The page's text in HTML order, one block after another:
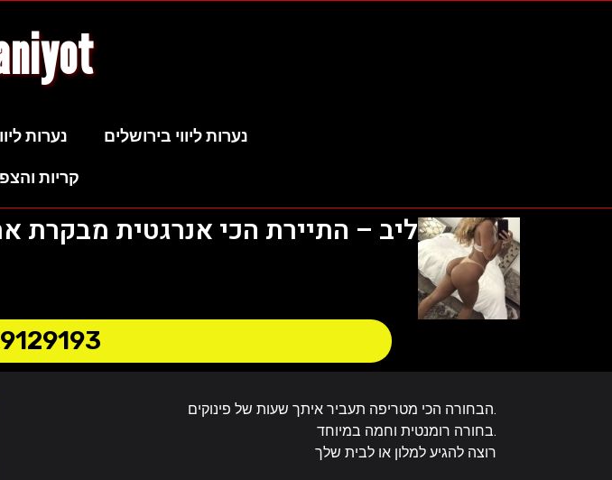
נערות נערות ליווי בירושלים
קריות
ליב – התיירת הכי אנרגטית מבקרת
הבחורה הכי מטריפה תעביר איתך שעות של פינוקים.
בחורה רומנטית וחמה במיוחד.
רוצה להגיע למלון או לבית שלך